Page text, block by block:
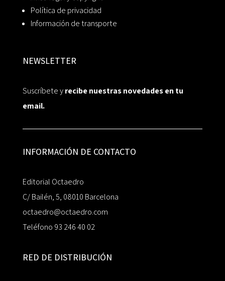
Política de privacidad
Información de transporte
NEWSLETTER
Suscríbete yrecibe nuestras novedades en tu
email.
INFORMACIÓN DE CONTACTO
Editorial Octaedro
C/ Bailén, 5, 08010 Barcelona
octaedro@octaedro.com
Teléfono 93 246 40 02
RED DE DISTRIBUCIÓN